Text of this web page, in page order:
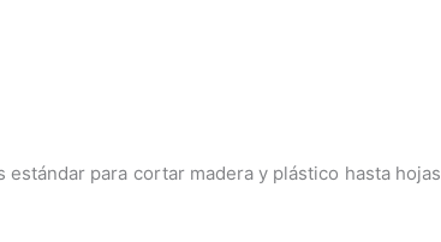
para cortar madera y plástico hasta hojas